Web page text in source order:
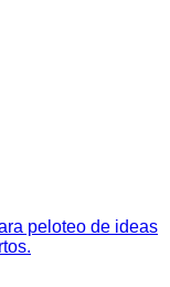
peloteo de ideas